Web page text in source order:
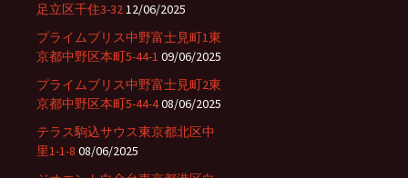
足立区千住3-3212/06/2025
プライムブリス中野富士見町1東
京都中野区本町5-44-1 09/06/2025
プライムブリス中野富士見町2東
京都中野区本町5-44-408/06/2025
テラス駒込サウス東京都北区中
里1-1-8 08/06/2025